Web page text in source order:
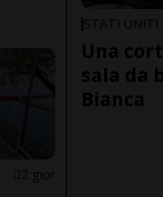
2 gior
STATI UNITI
Una
sala da
Bianca